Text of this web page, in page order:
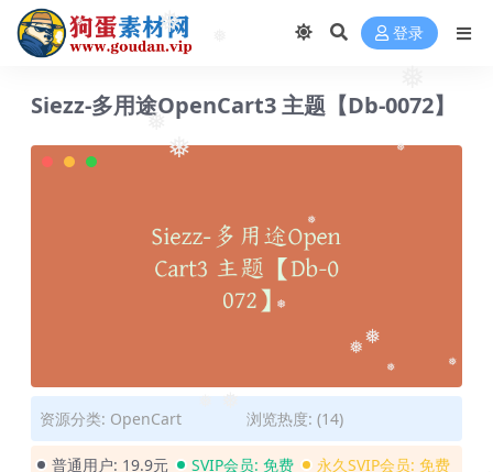
❅
❅
❅
❅
❅
❅
❅
❅
登录
Siezz-多用途OpenCart3 主题【Db-0072】
资源分类: OpenCart 浏览热度: (14)
普通用户: 19.9元 SVIP会员: 免费 永久SVIP会员: 免费